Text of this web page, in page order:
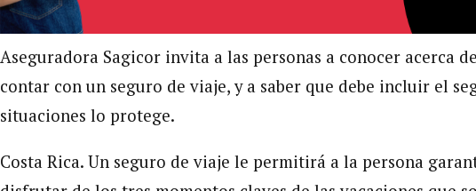
Aseguradora Sagicor invita a las personas a conocer acerca
contar con un seguro de viaje, y a saber que debe incluir el
situaciones lo protege.
Costa Rica. Un seguro de viaje le permitirá a la persona